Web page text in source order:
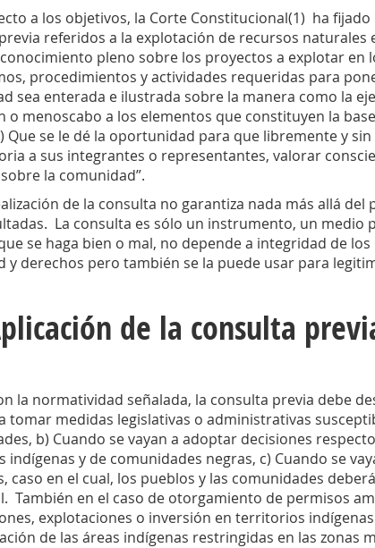
a los objetivos, la Corte Constitucional(1) ha
referidos a la explotación de recursos naturales
pleno sobre los proyectos a explotar
procedimientos y actividades requeridas para
sea enterada e ilustrada sobre la manera como la
o menoscabo a los elementos que constituyen la
Que se le dé la oportunidad para que libremente y
a sus integrantes o representantes, valorar
la comunidad”.
de la consulta no garantiza nada más allá
La consulta es sólo un instrumento, un medio
se haga bien o mal, no depende a integridad de
y derechos pero también se la puede usar para
de la consulta
la normatividad señalada, la consulta previa debe
tomar medidas legislativas o administrativas
b) Cuando se vayan a adoptar decisiones
y de comunidades negras, c) Cuando se
caso en el cual, los pueblos y las comunidades
También en el caso de otorgamiento de permisos
explotaciones o inversión en territorios indígenas
de las áreas indígenas restringidas en las zonas